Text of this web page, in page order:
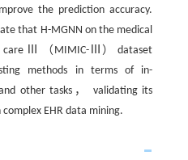
the prediction accuracy.
that H-MGNN on the medical
care Ⅲ （MIMIC-Ⅲ） dataset
methods in terms of in-
other tasks， validating its
EHR data mining.